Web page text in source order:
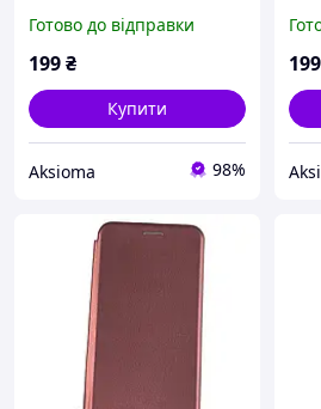
моторола г13 бордова
gd1
Готово до відправки
199₴
Купити
Aksioma 98%
gd1
199